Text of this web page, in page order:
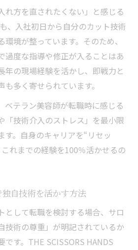
れ方を直されたくない」と感じる
、入社初日から自分のカット技術
境が整っています。そのため、
過度な指導や修正が入ることはあ
年の現場経験を活かし、即戦力と
も多く寄せられています。
ベテラン美容師が転職時に感じる
「技術介入のストレス」を最小限
す。自身のキャリアを“リセッ
れまでの経験を100％活かせるの
自技術を活かす方法
として転職を検討する場合、サロ
技術の尊重」が明記されているか
です。THE SCISSORS HANDS